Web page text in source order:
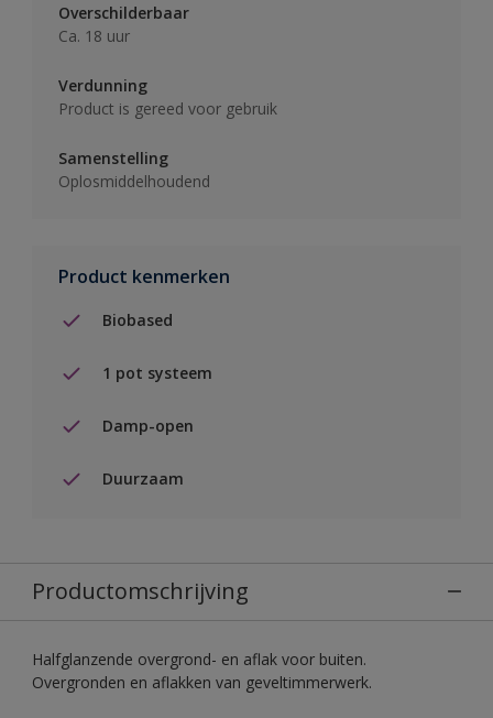
Overschilderbaar
Ca. 18 uur
Verdunning
Product is gereed voor gebruik
Samenstelling
Oplosmiddelhoudend
Product kenmerken
Biobased
1 pot systeem
Damp-open
Duurzaam
Productomschrijving
Halfglanzende overgrond- en aflak voor buiten.
Overgronden en aflakken van geveltimmerwerk.